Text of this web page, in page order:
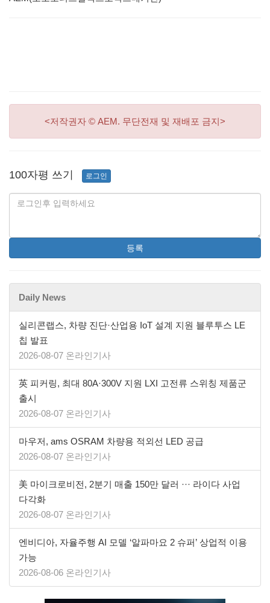
<저작권자 © AEM. 무단전재 및 재배포 금지>
100자평 쓰기 로그인
등록
Daily News
실리콘랩스, 차량 진단·산업용 IoT 설계 지원 블루투스 LE
칩 발표
2026-08-07 온라인기사
英 피커링, 최대 80A·300V 지원 LXI 고전류 스위칭 제품군
출시
2026-08-07 온라인기사
마우저, ams OSRAM 차량용 적외선 LED 공급
2026-08-07 온라인기사
美 마이크로비전, 2분기 매출 150만 달러 ··· 라이다 사업
다각화
2026-08-07 온라인기사
엔비디아, 자율주행 AI 모델 ‘알파마요 2 슈퍼’ 상업적 이용
가능
2026-08-06 온라인기사